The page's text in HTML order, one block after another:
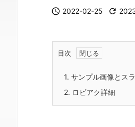
 2022-02-25 
目次
1. サンプル画像とス
2. ロビアク詳細